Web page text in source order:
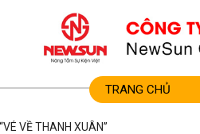
TRANG CHỦ